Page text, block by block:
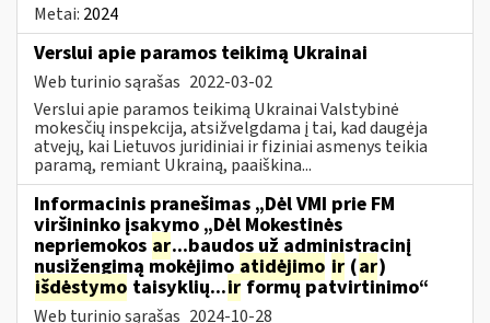
Metai: 2024
Verslui apie paramos teikimą Ukrainai
Web turinio sąrašas 2022-03-02
Verslui apie paramos teikimą Ukrainai Valstybinė
mokesčių inspekcija, atsižvelgdama į tai, kad daugėja
atvejų, kai Lietuvos juridiniai ir fiziniai asmenys teikia
paramą, remiant Ukrainą, paaiškina...
Informacinis pranešimas „Dėl VMI prie FM
viršininko įsakymo „Dėl Mokestinės
nepriemokos ar...baudos už administracinį
nusižengimą mokėjimo atidėjimo ir (ar)
išdėstymo taisyklių...irformų patvirtinimo“
Web turinio sąrašas 2024-10-28